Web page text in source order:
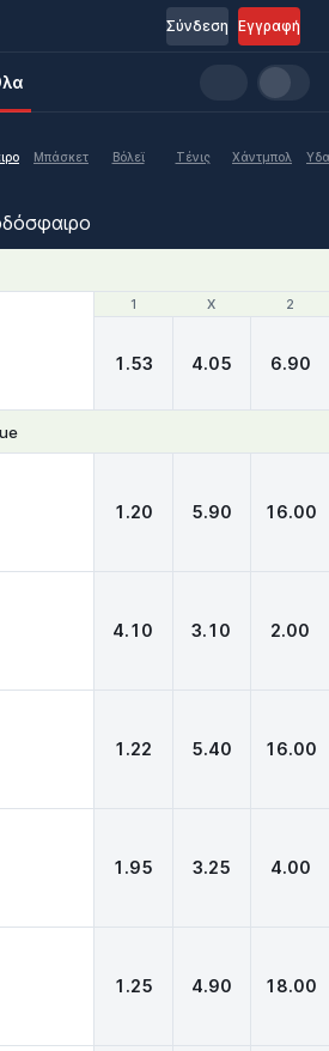
Εγγραφή
Σύνδεση
Μπάσκετ Βόλεϊ Τένις Χάντμπολ
1 X 2
1 X 2
1.53 4.05 6.90
1.20 5.90 16.00
4.10 3.10 2.00
1.22 5.40 16.00
1.95 3.25 4.00
1.25 4.90 18.00